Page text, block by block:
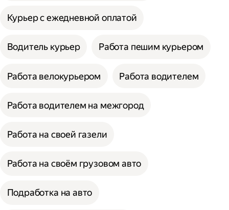
Курьер с ежедневной оплатой
Водитель курьер Работа пешим курьером
Работа велокурьером Работа водителем
Работа водителем на межгород
Работа на своей газели
Работа на своём грузовом авто
Подработка на авто